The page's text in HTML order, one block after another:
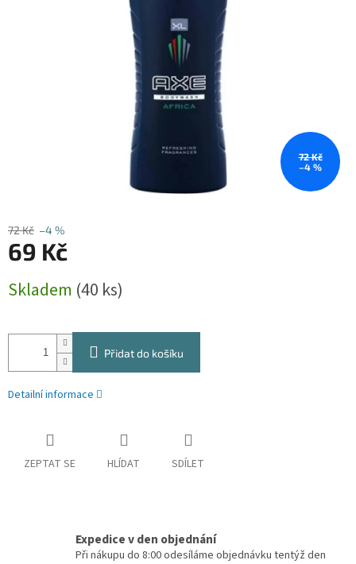
72 Kč
–4 %
72 Kč –4 %
69 Kč
cena:
Skladem (40 ks)
Přidat do košíku
Detailní informace
ZEPTAT SE HLÍDAT SDÍLET
Expedice v den objednání
Při nákupu do 8:00 odesíláme objednávku tentýž den